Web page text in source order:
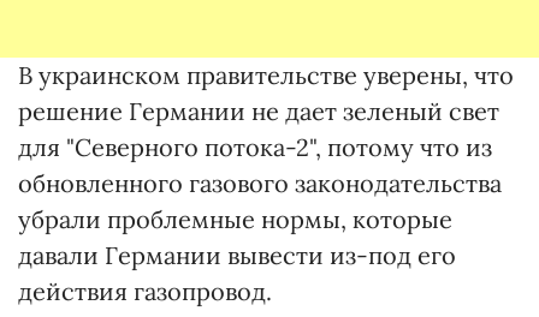
В украинском правительстве уверены, что
решение Германии не дает зеленый свет
для "Северного потока-2", потому что из
обновленного газового законодательства
убрали проблемные нормы, которые
давали Германии вывести из-под его
действия газопровод.